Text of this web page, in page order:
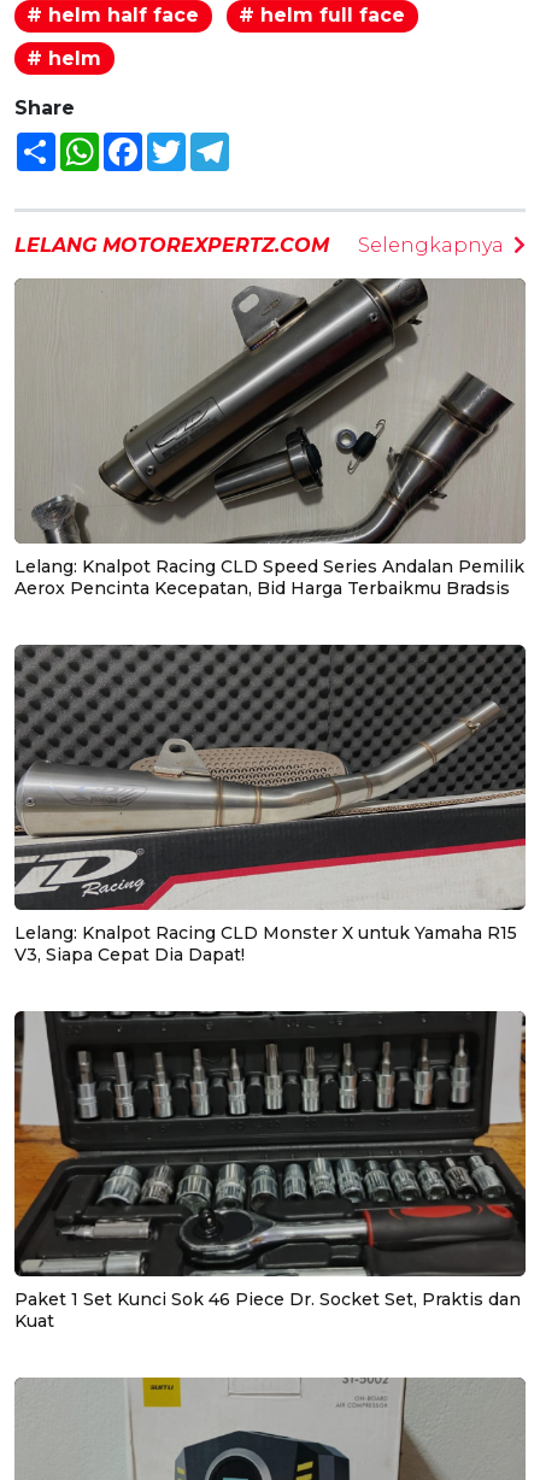
# helm half face
# helm full face
# helm
Share
Share WhatsAppFacebook
Twitter
LELANG MOTOREXPERTZ.COM Selengkapnya
Lelang: Knalpot Racing CLD Speed Series Andalan Pemilik
Aerox Pencinta Kecepatan, Bid Harga Terbaikmu Bradsis
Lelang: Knalpot Racing CLD Monster X untuk Yamaha R15
V3, Siapa Cepat Dia Dapat!
Paket 1 Set Kunci Sok 46 Piece Dr. Socket Set, Praktis dan
Kuat